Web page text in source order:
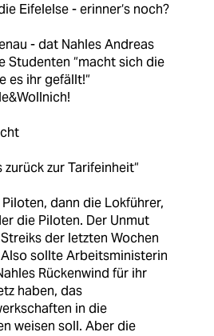
Eifelelse - erinner‘s noch?
- dat Nahles Andreas
Studenten “macht sich die
es ihr gefällt!“
zur Tarifeinheit“
dann die Lokführer,
die Piloten. Der Unmut
der letzten Wochen
sollte Arbeitsministerin
Rückenwind für ihr
haben, das
in die
weisen soll. Aber die